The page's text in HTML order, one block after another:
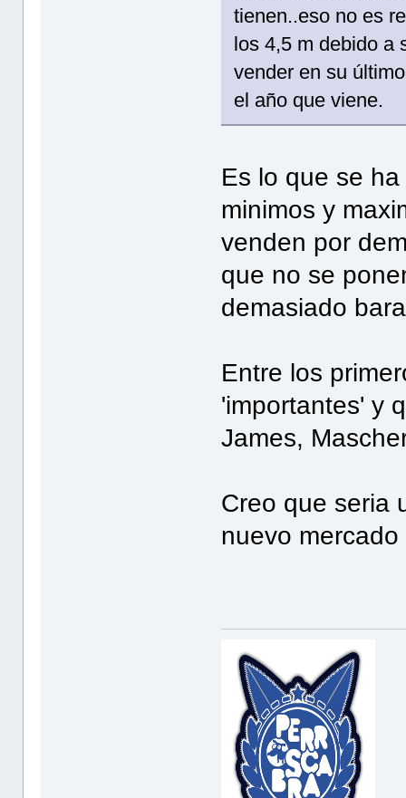
tienen..eso no es
los 4,5 m debido a
vender en su
el año que viene.
Es lo que se
minimos y
venden por
que no se
demasiado
Entre los
'importantes' y
James,
Creo que seria
nuevo